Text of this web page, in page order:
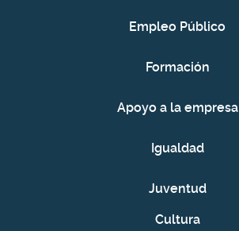
Empleo Público
Formación
Apoyo a la empresa
Igualdad
Juventud
Cultura